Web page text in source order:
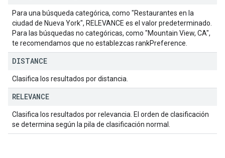
Para una búsqueda categórica, como "Restaurantes en la
ciudad de Nueva York", RELEVANCE es el valor predeterminado.
Para las búsquedas no categóricas, como "Mountain View, CA",
te recomendamos que no establezcas rankPreference.
DISTANCE
Clasifica los resultados por distancia.
RELEVANCE
Clasifica los resultados por relevancia. El orden de clasificación
se determina según la pila de clasificación normal.